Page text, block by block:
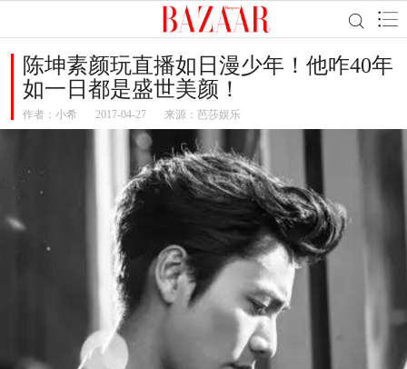
陈坤素颜玩直播如日漫少年！他咋40年
如一日都是盛世美颜！
作者： 小希 2017-04-27 来源：芭莎娱乐